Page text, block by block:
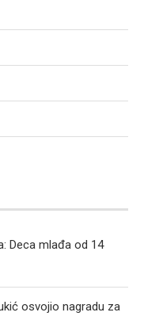
Deca mlađa od 14
osvojio nagradu za